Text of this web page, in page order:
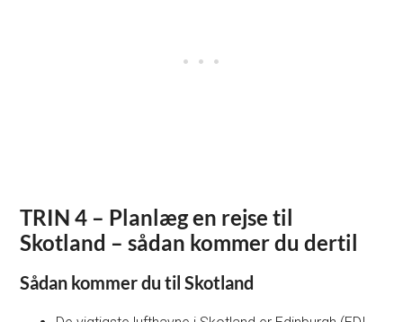
TRIN 4 – Planlæg en rejse til
Skotland – sådan kommer du dertil
Sådan kommer du til Skotland